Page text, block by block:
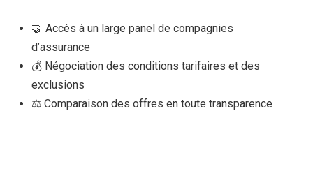
🤝 Accès à un large panel de compagnies
d’assurance
💰 Négociation des conditions tarifaires et des
exclusions
⚖️ Comparaison des offres en toute transparence